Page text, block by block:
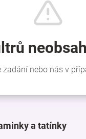
a tatínky